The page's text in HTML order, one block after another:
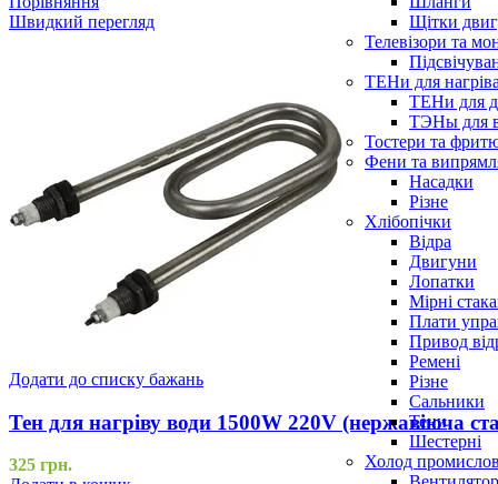
Щітки
Телевізори та
ТЕНи для
ТЕНи для
ТЭНы для
Тостери та
Фени та
Насадки
Різне
Хлібопічки
Відра
Двигуни
Лопатки
Мірні
Плати
Привод
Ремені
Різне
Сальники
Тени
Шестерні
Холод
Швидкий перегляд
Додати до списку бажань
Тен для нагріву води 1500W 220V (нержавіюча
325 грн.